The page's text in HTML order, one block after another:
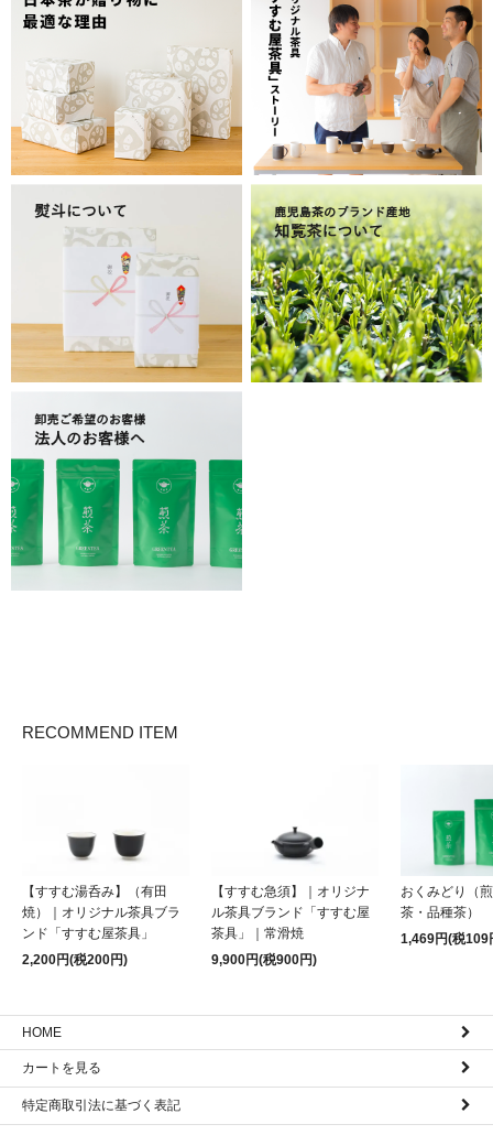
RECOMMEND ITEM
【すすむ湯呑み】（有田
焼）｜オリジナル茶具ブラ
ンド「すすむ屋茶具」
2,200円(税200円)
【すすむ急須】｜オリジナ
ル茶具ブランド「すすむ屋
茶具」｜常滑焼
9,900円(税900円)
おくみどり（
茶・品種茶）
1,469円(税109
HOME
カートを見る
特定商取引法に基づく表記